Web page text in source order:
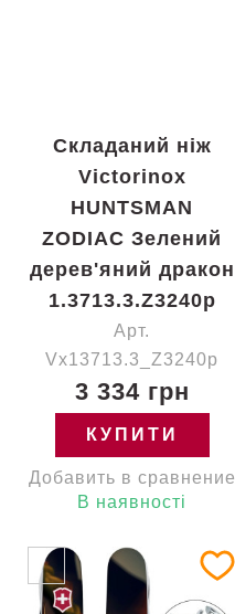
Складаний ніж
Victorinox
HUNTSMAN
ZODIAC Зелений
дерев'яний дракон
1.3713.3.Z3240p
Арт.
Vx13713.3_Z3240p
3 334 грн
КУПИТИ
Добавить в сравнение
В наявності